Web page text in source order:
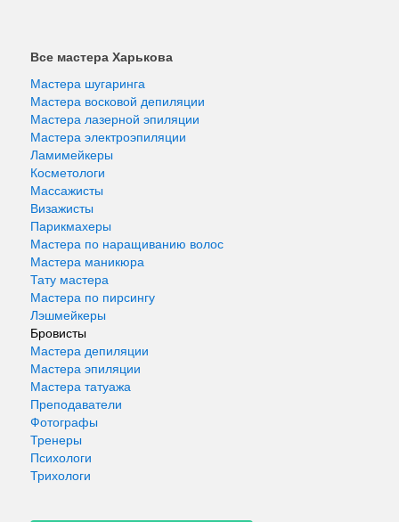
Все мастера Харькова
Мастера шугаринга
Мастера восковой депиляции
Мастера лазерной эпиляции
Мастера электроэпиляции
Ламимейкеры
Косметологи
Массажисты
Визажисты
Парикмахеры
Мастера по наращиванию волос
Мастера маникюра
Тату мастера
Мастера по пирсингу
Лэшмейкеры
Бровисты
Мастера депиляции
Мастера эпиляции
Мастера татуажа
Преподаватели
Фотографы
Тренеры
Психологи
Трихологи